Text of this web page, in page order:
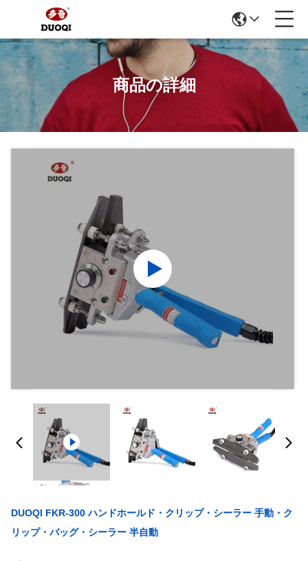
商品の詳細
DUOQI FKR-300 ハンドホールド・クリップ・シーラー 手動・ク
リップ・バッグ・シーラー 半自動